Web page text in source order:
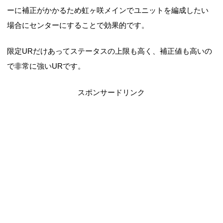
ーに補正がかかるため虹ヶ咲メインでユニットを編成したい
場合にセンターにすることで効果的です。
限定URだけあってステータスの上限も高く、補正値も高いの
で非常に強いURです。
スポンサードリンク